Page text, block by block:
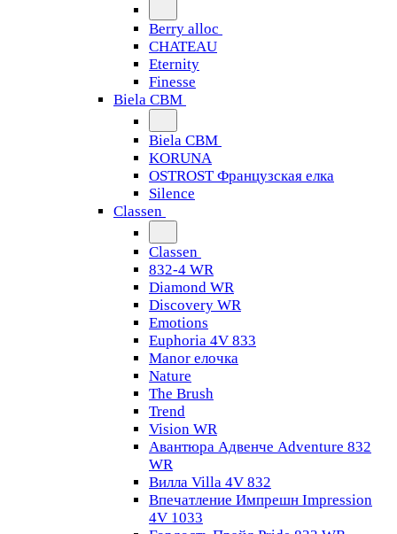
Berry alloc
CHATEAU
Eternity
Finesse
Biela CBM
Biela CBM
KORUNA
OSTROST Французская елка
Silence
Classen
Classen
832-4 WR
Diamond WR
Discovery WR
Emotions
Euphoria 4V 833
Manor елочка
Nature
The Brush
Trend
Vision WR
Авантюра Адвенче Adventure 832
WR
Вилла Villa 4V 832
Впечатление Импрешн Impression
4V 1033